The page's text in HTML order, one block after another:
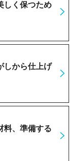
しく保つため
しから仕上げ
料、準備する